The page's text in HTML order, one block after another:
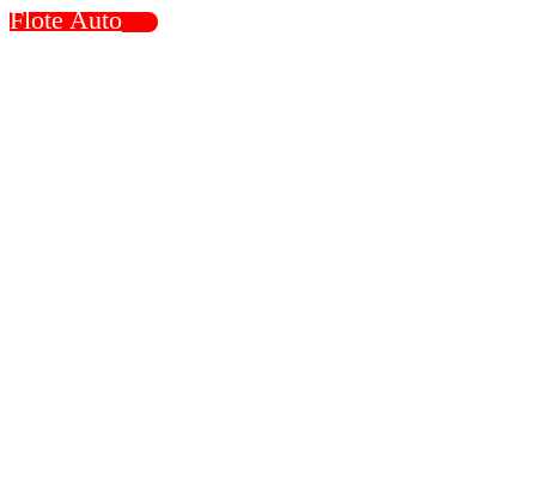
Flote Auto